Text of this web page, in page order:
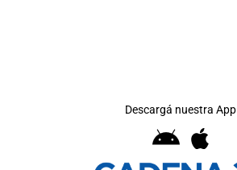
Descargá nuestra App